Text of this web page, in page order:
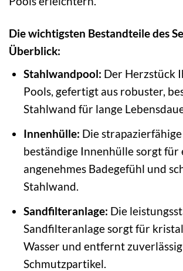
Die wichtigsten Bestandteile des
Überblick:
Stahlwandpool: Der Herzstück
Pools, gefertigt aus robuster,
Stahlwand für lange
Innenhülle: Die
beständige Innenhülle sorgt für
angenehmes Badegefühl und
Stahlwand.
Sandfilteranlage: Die
Sandfilteranlage sorgt für
Wasser und entfernt zuverlässig
Schmutzpartikel.